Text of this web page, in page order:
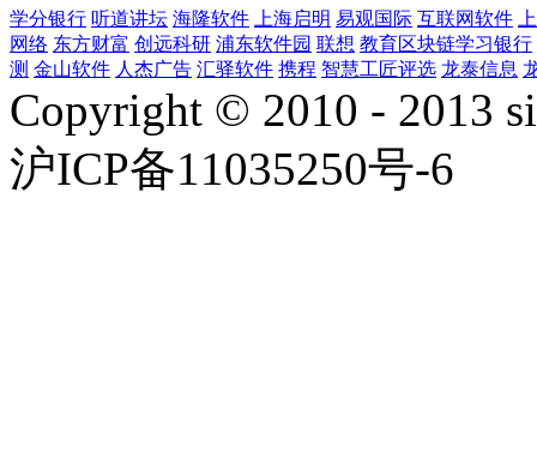
学分银行 听道讲坛 海隆软件 上海启明 易观国际 互联网软件
网络 东方财富 创远科研 浦东软件园 联想 教育区块链学习银行
测 金山软件 人杰广告 汇驿软件 携程 智慧工匠评选 龙泰信息
Copyright © 2010 - 2013
沪ICP备11035250号-6